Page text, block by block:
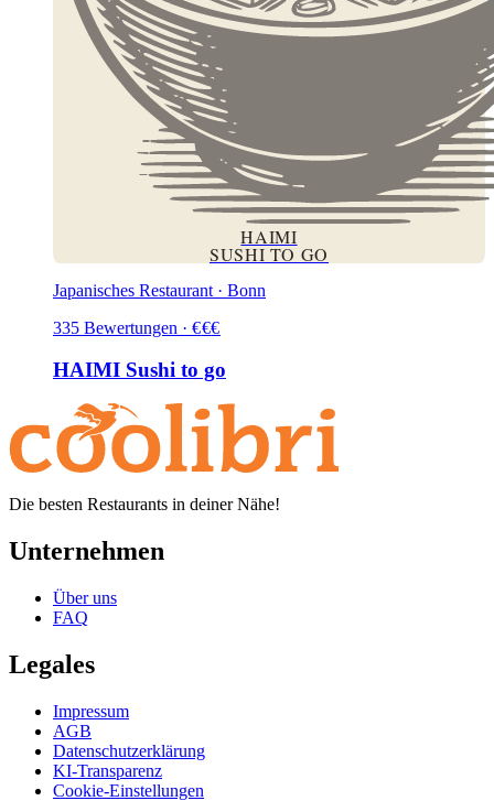
HAIMI
SUSHI TO GO
Japanisches Restaurant · Bonn
335 Bewertungen · €€€
HAIMI Sushi to go
Die besten Restaurants in deiner Nähe!
Unternehmen
Über uns
FAQ
Legales
Impressum
AGB
Datenschutzerklärung
KI-Transparenz
Cookie-Einstellungen